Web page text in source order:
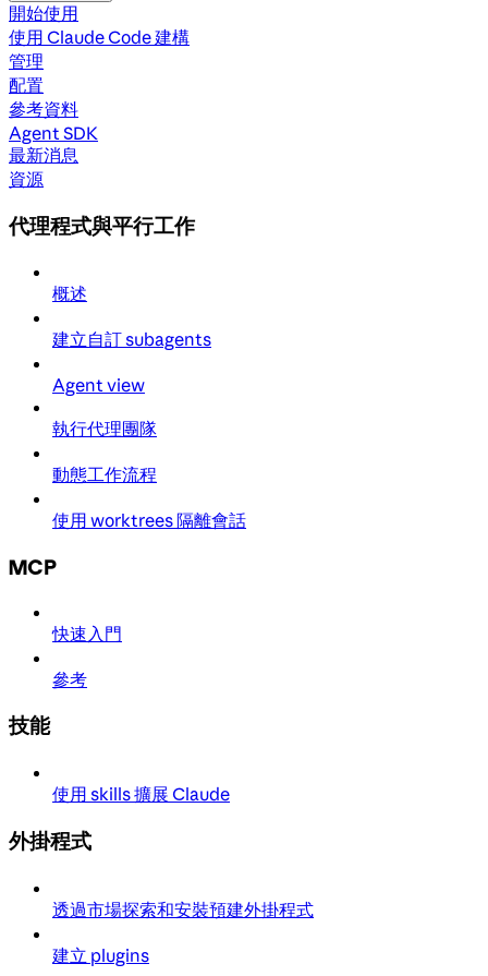
開始使用
使用 Claude Code 建構
管理
配置
參考資料
Agent SDK
最新消息
資源
代理程式與平行工作
概述
建立自訂 subagents
Agent view
執行代理團隊
動態工作流程
使用 worktrees 隔離會話
MCP
快速入門
參考
技能
使用 skills 擴展 Claude
外掛程式
透過市場探索和安裝預建外掛程式
建立 plugins